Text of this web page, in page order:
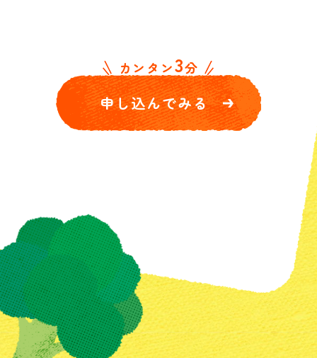
カンタン3分
申し込んでみる